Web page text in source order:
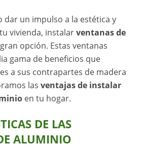
dar un impulso a la estética y
vivienda, instalarventanas de
opción. Estas ventanas
gama de beneficios que
a sus contrapartes de madera
lasventajas de instalar
en tu hogar.
DE LAS
ALUMINIO